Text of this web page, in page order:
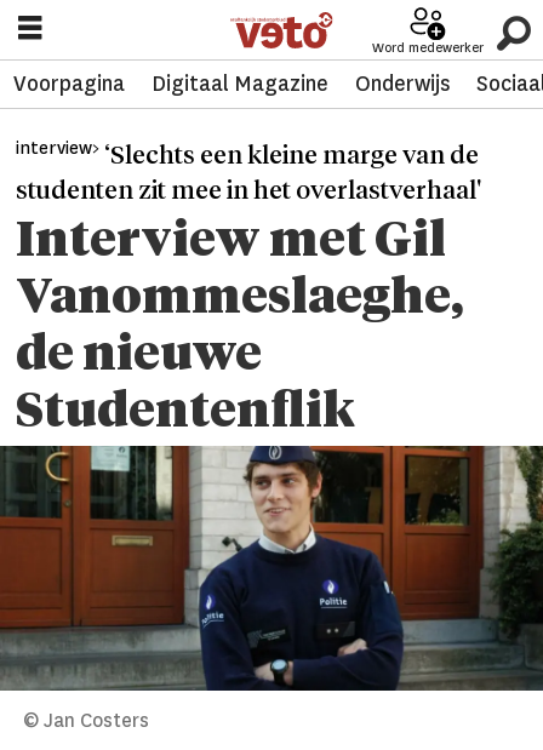
Word medewerker
Voorpagina Digitaal Magazine Onderwijs
interview> ‘Slechts een kleine marge van de
studenten zit mee in het overlastverhaal'
Interview met Gil
Vanommeslaeghe,
de nieuwe
Studentenflik
© Jan Costers